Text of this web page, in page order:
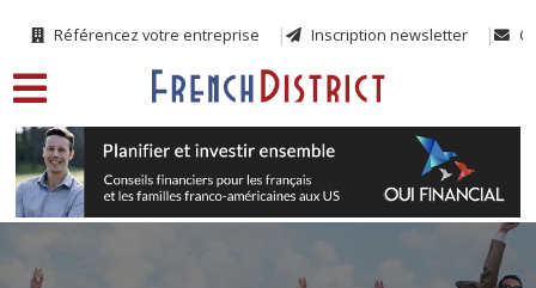
Référencez votre entreprise Inscription newsletter